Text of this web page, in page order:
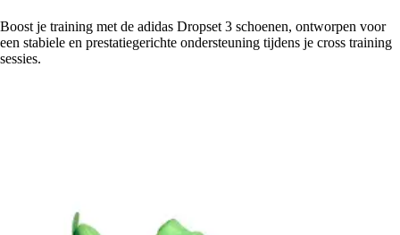
Boost je training met de adidas Dropset 3 schoenen, ontworpen voor
een stabiele en prestatiegerichte ondersteuning tijdens je cross training
sessies.